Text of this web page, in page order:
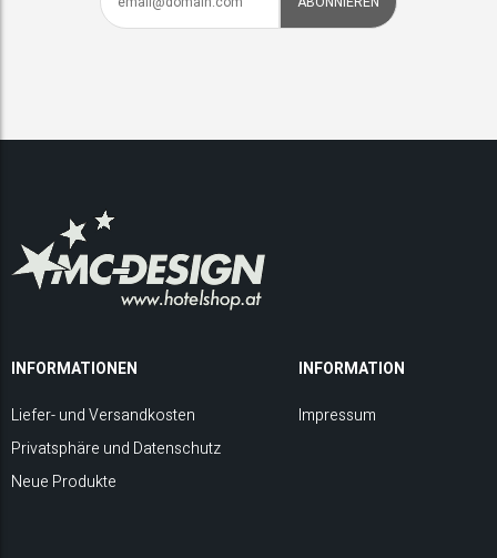
INFORMATIONEN
Liefer- und Versandkosten
Privatsphäre und Datenschutz
Neue Produkte
INFORMATION
Impressum